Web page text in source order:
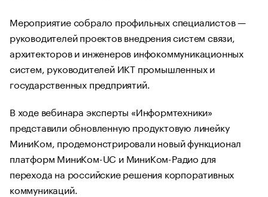
Мероприятие собрало профильных специалистов —
руководителей проектов внедрения систем связи,
архитекторов и инженеров инфокоммуникационных
систем, руководителей ИКТ промышленных и
государственных предприятий.
В ходе вебинара эксперты «Информтехники»
представили обновленную продуктовую линейку
МиниКом, продемонстрировали новый функционал
платформ МиниКом-UC и МиниКом-Радио для
перехода на российские решения корпоративных
коммуникаций.